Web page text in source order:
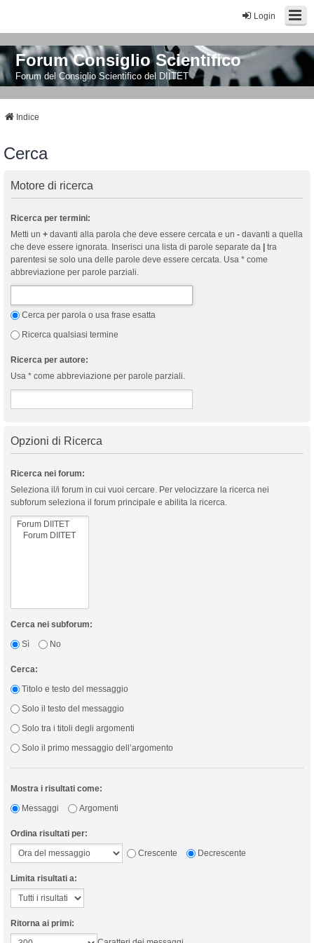
Login
Forum Consiglio Scientifico
Forum del Consiglio Scientifico del DIITET
Indice
Cerca
Motore di ricerca
Ricerca per termini:
Metti un + davanti alla parola che deve essere cercata e un - davanti a quella
che deve essere ignorata. Inserisci una lista di parole separate da
tra
parentesi se solo una delle parole deve essere cercata. Usa * come
abbreviazione per parole parziali.
Cerca per parola o usa frase esatta
Ricerca qualsiasi termine
Ricerca per autore:
Usa * come abbreviazione per parole parziali.
Opzioni di Ricerca
Ricerca nei forum:
Seleziona il/i forum in cui vuoi cercare. Per velocizzare la ricerca nei
subforum seleziona il forum principale e abilita la ricerca.
Cerca nei subforum:
Sì
No
Cerca:
Titolo e testo del messaggio
Solo il testo del messaggio
Solo tra i titoli degli argomenti
Solo il primo messaggio dell’argomento
Mostra i risultati come:
Messaggi
Argomenti
Ordina risultati per:
Crescente
Decrescente
Limita risultati a:
Ritorna ai primi: